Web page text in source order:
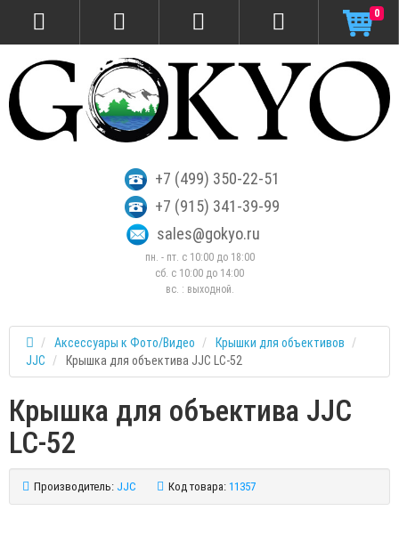
+7 (499) 350-22-51
+7 (915) 341-39-99
sales@gokyo.ru
пн. - пт. с 10:00 до 18:00
сб. c 10:00 до 14:00
вс. : выходной.
0
Аксессуары к Фото/Видео
Крышки для объективов
JJC
Крышка для объектива JJC LC-52
Крышка для объектива JJC
LC-52
Производитель: JJC Код товара: 11357